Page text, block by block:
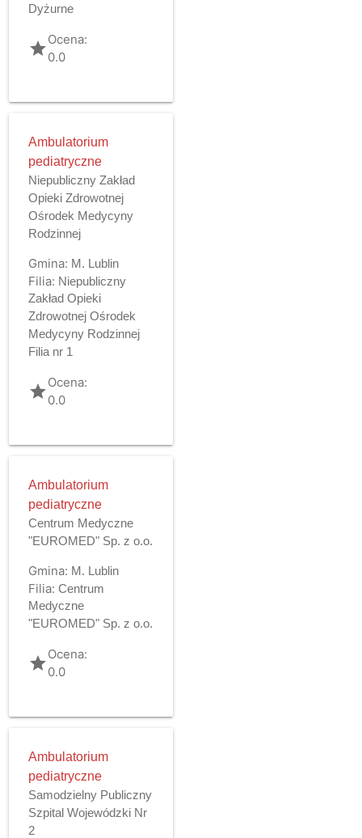
Dyżurne
gradeOcena:
0.0
Ambulatorium
pediatryczne
Niepubliczny Zakład
Opieki Zdrowotnej
Ośrodek Medycyny
Rodzinnej
Gmina: M. Lublin
Filia: Niepubliczny
Zakład Opieki
Zdrowotnej Ośrodek
Medycyny Rodzinnej
Filia nr 1
gradeOcena:
0.0
Ambulatorium
pediatryczne
Centrum Medyczne
"EUROMED" Sp. z o.o.
Gmina: M. Lublin
Filia: Centrum
Medyczne
"EUROMED" Sp. z o.o.
gradeOcena:
0.0
Ambulatorium
pediatryczne
Samodzielny Publiczny
Szpital Wojewódzki Nr
2